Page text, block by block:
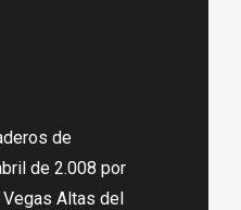
de
de 2.008 por
Altas del